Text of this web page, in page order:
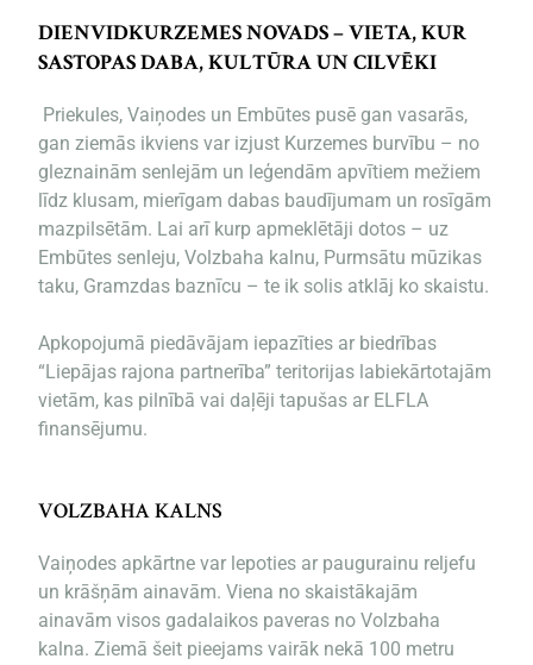
DIENVIDKURZEMES NOVADS – VIETA, KUR
SASTOPAS DABA, KULTŪRA UN CILVĒKI
Priekules, Vaiņodes un Embūtes pusē gan vasarās,
gan ziemās ikviens var izjust Kurzemes burvību – no
gleznainām senlejām un leģendām apvītiem mežiem
līdz klusam, mierīgam dabas baudījumam un rosīgām
mazpilsētām. Lai arī kurp apmeklētāji dotos – uz
Embūtes senleju, Volzbaha kalnu, Purmsātu mūzikas
taku, Gramzdas baznīcu – te ik solis atklāj ko skaistu.
Apkopojumā piedāvājam iepazīties ar biedrības
“Liepājas rajona partnerība” teritorijas labiekārtotajām
vietām, kas pilnībā vai daļēji tapušas ar ELFLA
finansējumu.
VOLZBAHA KALNS
Vaiņodes apkārtne var lepoties ar paugurainu reljefu
un krāšņām ainavām. Viena no skaistākajām
ainavām visos gadalaikos paveras no Volzbaha
kalna. Ziemā šeit pieejams vairāk nekā 100 metru